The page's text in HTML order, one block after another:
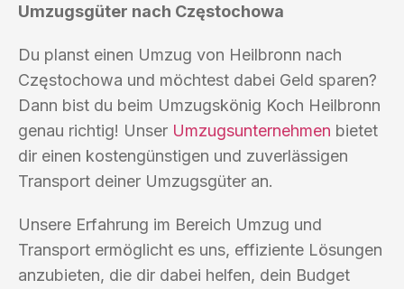
Umzugsgüter nach Częstochowa
Du planst einen Umzug von Heilbronn nach
Częstochowa und möchtest dabei Geld sparen?
Dann bist du beim Umzugskönig Koch Heilbronn
genau richtig! Unser Umzugsunternehmen bietet
dir einen kostengünstigen und zuverlässigen
Transport deiner Umzugsgüter an.
Unsere Erfahrung im Bereich Umzug und
Transport ermöglicht es uns, effiziente Lösungen
anzubieten, die dir dabei helfen, dein Budget